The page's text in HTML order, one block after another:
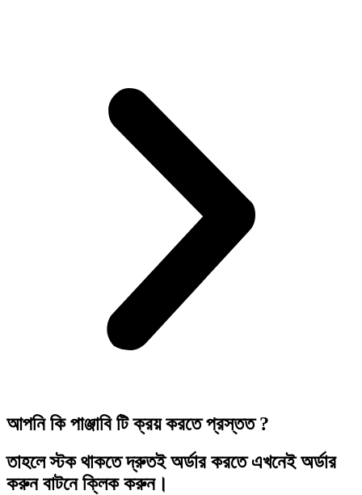
আপনি কি পাঞ্জাবি টি ক্রয় করতে প্রস্তত ?
তাহলে স্টক থাকতে দ্রুতই অর্ডার করতে এখনেই অর্ডার
করুন বাটনে ক্লিক করুন।